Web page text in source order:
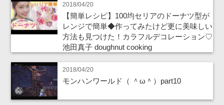
2018/04/20
【簡単レシピ】100均セリアのドーナツ型が
レンジで簡単◆作ってみたけど更に美味しい
方法も見つけた！カラフルデコレーション♡
池田真子 doughnut cooking
2018/04/20
モンハンワールド（ ＾ω＾）part10